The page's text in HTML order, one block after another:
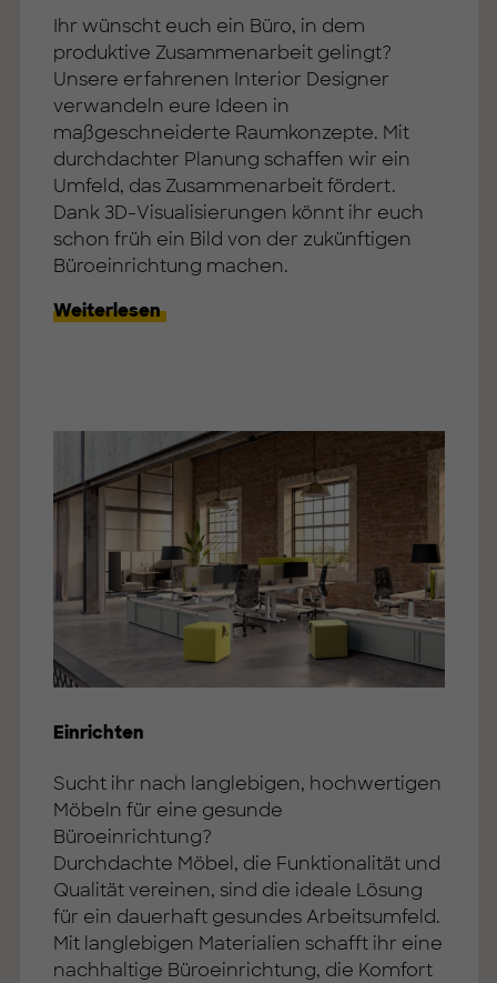
Ihr wünscht euch ein Büro, in dem
produktive Zusammenarbeit gelingt?
Unsere erfahrenen Interior Designer
verwandeln eure Ideen in
maßgeschneiderte Raumkonzepte. Mit
durchdachter Planung schaffen wir ein
Umfeld, das Zusammenarbeit fördert.
Dank 3D-Visualisierungen könnt ihr euch
schon früh ein Bild von der zukünftigen
Büroeinrichtung machen.
Weiterlesen
Einrichten
Sucht ihr nach langlebigen, hochwertigen
Möbeln für eine gesunde
Büroeinrichtung?
Durchdachte Möbel, die Funktionalität und
Qualität vereinen, sind die ideale Lösung
für ein dauerhaft gesundes Arbeitsumfeld.
Mit langlebigen Materialien schafft ihr eine
nachhaltige Büroeinrichtung, die Komfort